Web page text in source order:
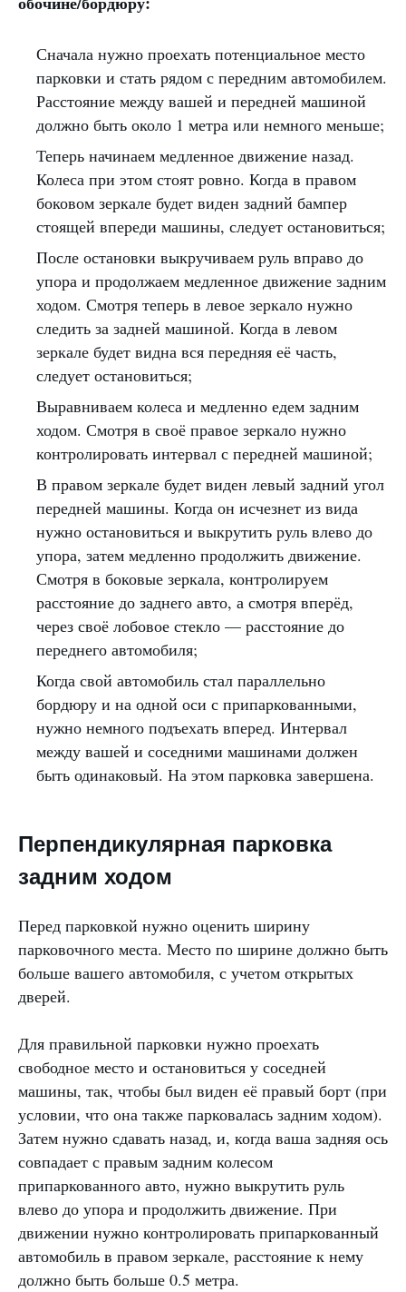
Сначала нужно проехать потенциальное место
парковки и стать рядом с передним автомобилем.
Расстояние между вашей и передней машиной
должно быть около 1 метра или немного меньше;
Теперь начинаем медленное движение назад.
Колеса при этом стоят ровно. Когда в правом
боковом зеркале будет виден задний бампер
стоящей впереди машины, следует остановиться;
После остановки выкручиваем руль вправо до
упора и продолжаем медленное движение задним
ходом. Смотря теперь в левое зеркало нужно
следить за задней машиной. Когда в левом
зеркале будет видна вся передняя её часть,
следует остановиться;
Выравниваем колеса и медленно едем задним
ходом. Смотря в своё правое зеркало нужно
контролировать интервал с передней машиной;
В правом зеркале будет виден левый задний угол
передней машины. Когда он исчезнет из вида
нужно остановиться и выкрутить руль влево до
упора, затем медленно продолжить движение.
Смотря в боковые зеркала, контролируем
расстояние до заднего авто, а смотря вперёд,
через своё лобовое стекло — расстояние до
переднего автомобиля;
Когда свой автомобиль стал параллельно
бордюру и на одной оси с припаркованными,
нужно немного подъехать вперед. Интервал
между вашей и соседними машинами должен
быть одинаковый. На этом парковка завершена.
Перпендикулярная парковка
задним ходом
Перед парковкой нужно оценить ширину
парковочного места. Место по ширине должно быть
больше вашего автомобиля, с учетом открытых
дверей.
Для правильной парковки нужно проехать
свободное место и остановиться у соседней
машины, так, чтобы был виден её правый борт (при
условии, что она также парковалась задним ходом).
Затем нужно сдавать назад, и, когда ваша задняя ось
совпадает с правым задним колесом
припаркованного авто, нужно выкрутить руль
влево до упора и продолжить движение. При
движении нужно контролировать припаркованный
автомобиль в правом зеркале, расстояние к нему
должно быть больше 0.5 метра.